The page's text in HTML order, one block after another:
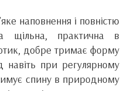
наповнення і повністю
щільна, практична в
добре тримає форму
навіть при регулярному
спину в природному